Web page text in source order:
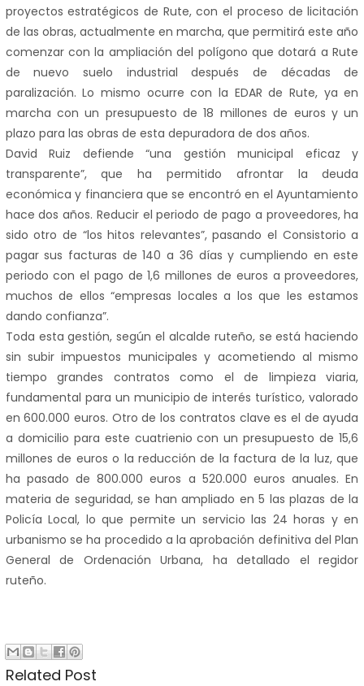
proyectos estratégicos de Rute, con el proceso de licitación
de las obras, actualmente en marcha, que permitirá este año
comenzar con la ampliación del polígono que dotará a Rute
de nuevo suelo industrial después de décadas de
paralización. Lo mismo ocurre con la EDAR de Rute, ya en
marcha con un presupuesto de 18 millones de euros y un
plazo para las obras de esta depuradora de dos años.
David Ruiz defiende “una gestión municipal eficaz y
transparente”, que ha permitido afrontar la deuda
económica y financiera que se encontró en el Ayuntamiento
hace dos años. Reducir el periodo de pago a proveedores, ha
sido otro de “los hitos relevantes”, pasando el Consistorio a
pagar sus facturas de 140 a 36 días y cumpliendo en este
periodo con el pago de 1,6 millones de euros a proveedores,
muchos de ellos “empresas locales a los que les estamos
dando confianza”.
Toda esta gestión, según el alcalde ruteño, se está haciendo
sin subir impuestos municipales y acometiendo al mismo
tiempo grandes contratos como el de limpieza viaria,
fundamental para un municipio de interés turístico, valorado
en 600.000 euros. Otro de los contratos clave es el de ayuda
a domicilio para este cuatrienio con un presupuesto de 15,6
millones de euros o la reducción de la factura de la luz, que
ha pasado de 800.000 euros a 520.000 euros anuales. En
materia de seguridad, se han ampliado en 5 las plazas de la
Policía Local, lo que permite un servicio las 24 horas y en
urbanismo se ha procedido a la aprobación definitiva del Plan
General de Ordenación Urbana, ha detallado el regidor
ruteño.
Related Post